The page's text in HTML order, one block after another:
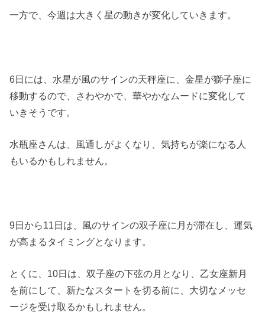
一方で、今週は大きく星の動きが変化していきます。
6日には、水星が風のサインの天秤座に、金星が獅子座に
移動するので、さわやかで、華やかなムードに変化して
いきそうです。
水瓶座さんは、風通しがよくなり、気持ちが楽になる人
もいるかもしれません。
9日から11日は、風のサインの双子座に月が滞在し、運気
が高まるタイミングとなります。
とくに、10日は、双子座の下弦の月となり、乙女座新月
を前にして、新たなスタートを切る前に、大切なメッセ
ージを受け取るかもしれません。